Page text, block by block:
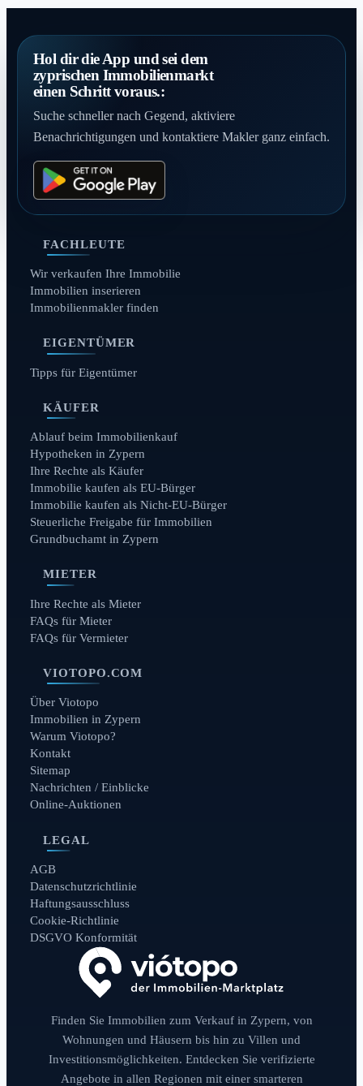
Hol dir die App und sei dem
zyprischen Immobilienmarkt
einen Schritt voraus.:
Suche schneller nach Gegend, aktiviere
Benachrichtigungen und kontaktiere Makler ganz einfach.
FACHLEUTE
Wir verkaufen Ihre Immobilie
Immobilien inserieren
Immobilienmakler finden
EIGENTÜMER
Tipps für Eigentümer
KÄUFER
Ablauf beim Immobilienkauf
Hypotheken in Zypern
Ihre Rechte als Käufer
Immobilie kaufen als EU-Bürger
Immobilie kaufen als Nicht-EU-Bürger
Steuerliche Freigabe für Immobilien
Grundbuchamt in Zypern
MIETER
Ihre Rechte als Mieter
FAQs für Mieter
FAQs für Vermieter
VIOTOPO.COM
Über Viotopo
Immobilien in Zypern
Warum Viotopo?
Kontakt
Sitemap
Nachrichten / Einblicke
Online-Auktionen
LEGAL
AGB
Datenschutzrichtlinie
Haftungsausschluss
Cookie-Richtlinie
DSGVO Konformität
Finden Sie Immobilien zum Verkauf in Zypern, von
Wohnungen und Häusern bis hin zu Villen und
Investitionsmöglichkeiten. Entdecken Sie verifizierte
Angebote in allen Regionen mit einer smarteren